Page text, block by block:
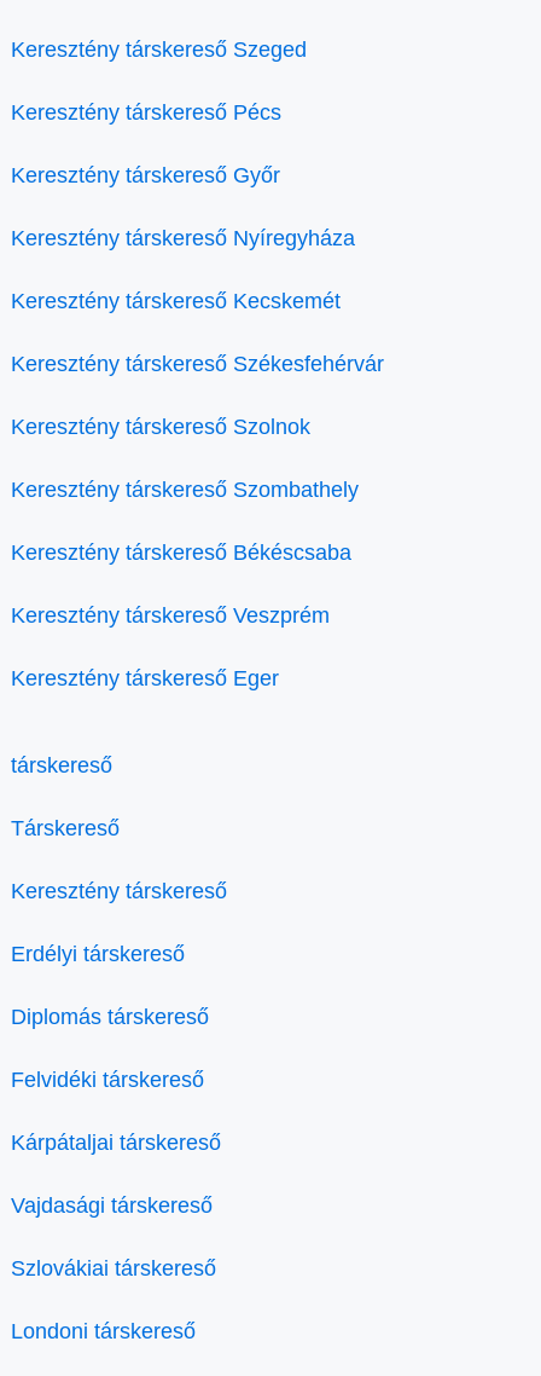
Keresztény társkereső Szeged
Keresztény társkereső Pécs
Keresztény társkereső Győr
Keresztény társkereső Nyíregyháza
Keresztény társkereső Kecskemét
Keresztény társkereső Székesfehérvár
Keresztény társkereső Szolnok
Keresztény társkereső Szombathely
Keresztény társkereső Békéscsaba
Keresztény társkereső Veszprém
Keresztény társkereső Eger
társkereső
Társkereső
Keresztény társkereső
Erdélyi társkereső
Diplomás társkereső
Felvidéki társkereső
Kárpátaljai társkereső
Vajdasági társkereső
Szlovákiai társkereső
Londoni társkereső